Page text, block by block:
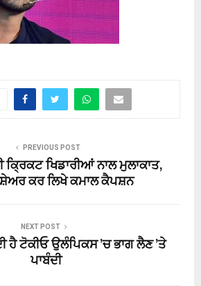
PREVIOUS POST
ਕ੍ਰਿਕਟ ਖਿਡਾਰੀਆਂ ਨਾਲ ਮੁਲਾਕਾਤ,
ਕਰ ਲਿਖੇ ਕਮਾਲ ਕੈਪਸ਼ਨ
NEXT POST
ਹੈ ਟੋਕੀਓ ਉਲੰਪਿਕਸ ’ਚ ਭਾਗ ਲੈਣ ’ਤੇ
ਪਾਬੰਦੀ